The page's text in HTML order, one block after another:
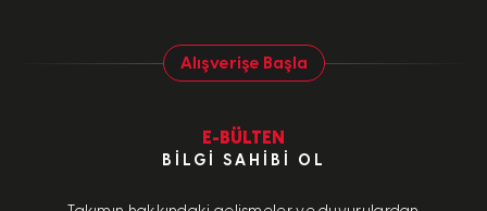
Alışverişe Başla
E-BÜLTEN
BILGI SAHIBI OL